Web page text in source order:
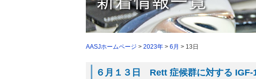
AASJホームページ > 2023年 > 6月 > 13日
６月１３日 Rett 症候群に対する